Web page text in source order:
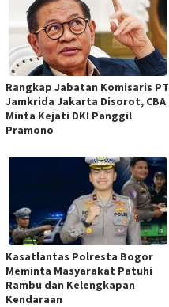
Rangkap Jabatan Komisaris PT
Jamkrida Jakarta Disorot, CBA
Minta Kejati DKI Panggil
Pramono
Kasatlantas Polresta Bogor
Meminta Masyarakat Patuhi
Rambu dan Kelengkapan
Kendaraan